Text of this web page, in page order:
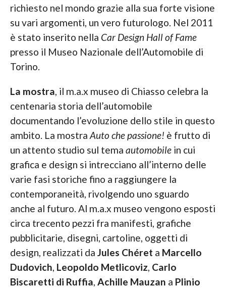
richiesto nel mondo grazie alla sua forte visione
su vari argomenti, un vero futurologo. Nel 2011
è stato inserito nella Car Design Hall of Fame
presso il Museo Nazionale dell’Automobile di
Torino.
La mostra, il m.a.x museo di Chiasso celebra la
centenaria storia dell’automobile
documentando l’evoluzione dello stile in questo
ambito. La mostra Auto che passione! è frutto di
un attento studio sul tema automobile in cui
grafica e design si intrecciano all’interno delle
varie fasi storiche fino a raggiungere la
contemporaneità, rivolgendo uno sguardo
anche al futuro. Al m.a.x museo vengono esposti
circa trecento pezzi fra manifesti, grafiche
pubblicitarie, disegni, cartoline, oggetti di
design, realizzati da Jules Chéret a Marcello
Dudovich, Leopoldo Metlicoviz, Carlo
Biscaretti di Ruffia, Achille Mauzan a Plinio